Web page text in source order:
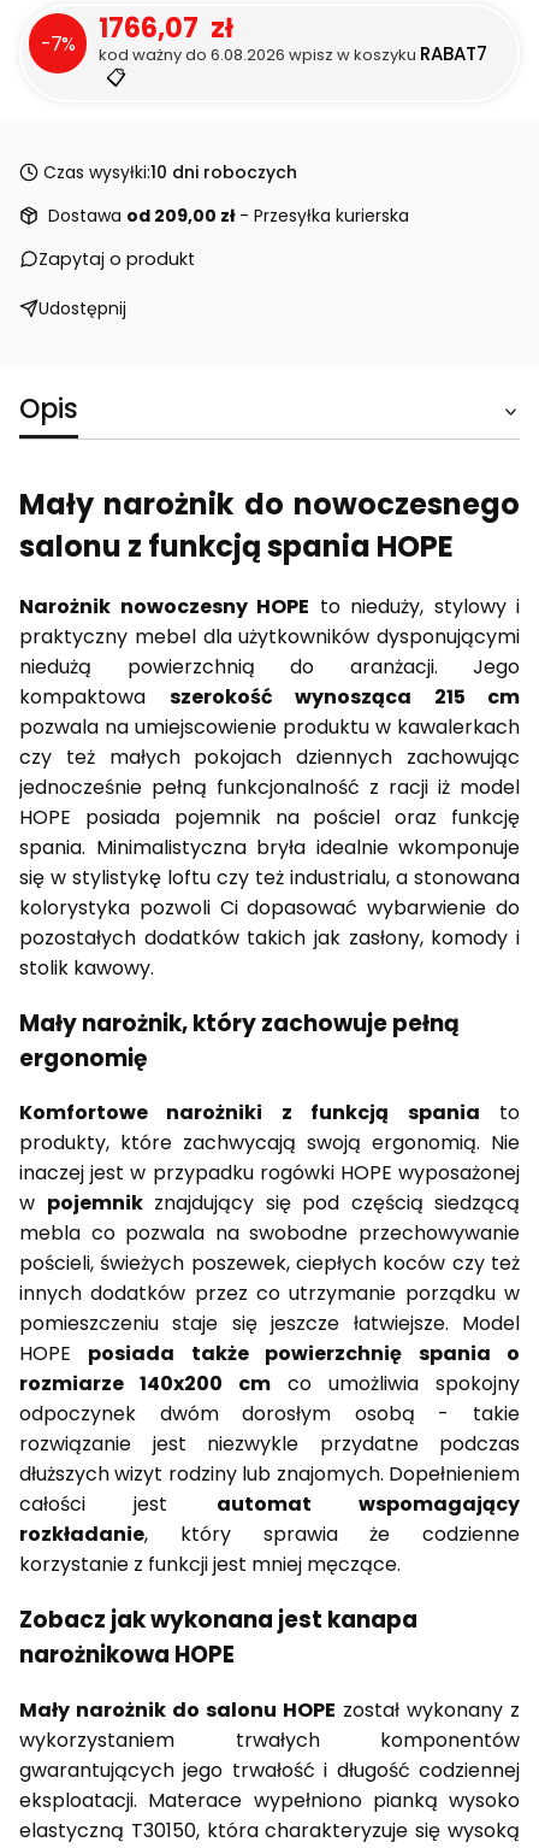
-7% 1766,07 zł
kod ważny do 6.08.2026 wpisz w koszyku RABAT7
📋
Czas wysyłki:10 dni roboczych
Dostawa od 209,00 zł - Przesyłka kurierska
Zapytaj o produkt
Udostępnij
Opis
Mały narożnik do nowoczesnego
salonu z funkcją spania HOPE
Narożnik nowoczesny HOPE to nieduży, stylowy i
praktyczny mebel dla użytkowników dysponującymi
niedużą powierzchnią do aranżacji. Jego
kompaktowa szerokość wynosząca 215 cm
pozwala na umiejscowienie produktu w kawalerkach
czy też małych pokojach dziennych zachowując
jednocześnie pełną funkcjonalność z racji iż model
HOPE posiada pojemnik na pościel oraz funkcję
spania. Minimalistyczna bryła idealnie wkomponuje
się w stylistykę loftu czy też industrialu, a stonowana
kolorystyka pozwoli Ci dopasować wybarwienie do
pozostałych dodatków takich jak zasłony, komody i
stolik kawowy.
Mały narożnik, który zachowuje pełną
ergonomię
Komfortowe narożniki z funkcją spania to
produkty, które zachwycają swoją ergonomią. Nie
inaczej jest w przypadku rogówki HOPE wyposażonej
w pojemnikznajdujący się pod częścią siedzącą
mebla co pozwala na swobodne przechowywanie
pościeli, świeżych poszewek, ciepłych koców czy też
innych dodatków przez co utrzymanie porządku w
pomieszczeniu staje się jeszcze łatwiejsze. Model
HOPE posiada także powierzchnię spania o
rozmiarze 140x200 cm co umożliwia spokojny
odpoczynek dwóm dorosłym osobą - takie
rozwiązanie jest niezwykle przydatne podczas
dłuższych wizyt rodziny lub znajomych. Dopełnieniem
całości jest automat wspomagający
rozkładanie, który sprawia że codzienne
korzystanie z funkcji jest mniej męczące.
Zobacz jak wykonana jest kanapa
narożnikowa HOPE
Mały narożnik do salonu HOPE został wykonany z
wykorzystaniem trwałych komponentów
gwarantujących jego trwałość i długość codziennej
eksploatacji. Materace wypełniono pianką wysoko
elastyczną T30150, która charakteryzuje się wysoką